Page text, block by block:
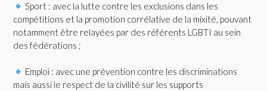
Sport : avec la lutte contre les exclusions dans les
compétitions et la promotion corrélative de la mixité, pouvant
notamment être relayées par des référents LGBTI au sein
des fédérations ;
Emploi : avec une prévention contre les discriminations
mais aussi le respect de la civilité sur les supports